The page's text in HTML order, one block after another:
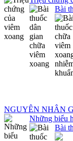
Bài
NGUYÊN NHÂN
Những biểu
Bài